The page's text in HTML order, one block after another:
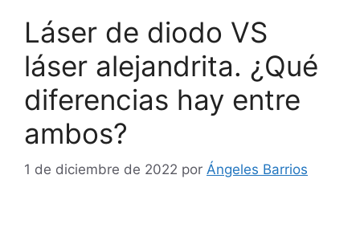
Láser de diodo VS
láser alejandrita. ¿Qué
diferencias hay entre
ambos?
1 de diciembre de 2022 por Ángeles Barrios